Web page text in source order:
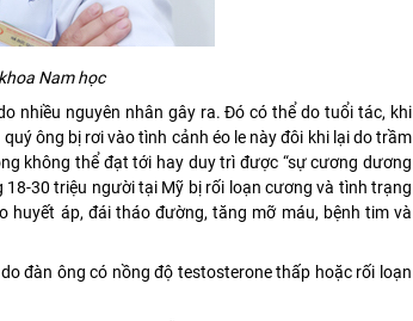
Nam học
nhiều nguyên nhân gây ra. Đó có thể do tuổi tác, khi
ông bị rơi vào tình cảnh éo le này đôi khi lại do trầm
không thể đạt tới hay duy trì được “sự cương dương
30 triệu người tại Mỹ bị rối loạn cương và tình trạng
huyết áp, đái tháo đường, tăng mỡ máu, bệnh tim và
đàn ông có nồng độ testosterone thấp hoặc rối loạn